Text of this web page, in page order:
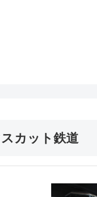
カット鉄道